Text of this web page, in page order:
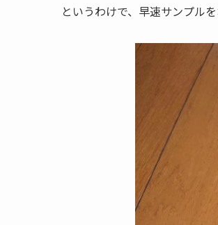
というわけで、早速サンプル